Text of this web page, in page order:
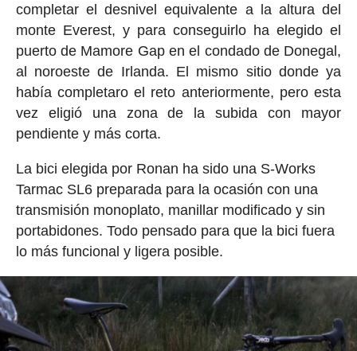
completar el desnivel equivalente a la altura del
monte Everest, y para conseguirlo ha elegido el
puerto de Mamore Gap en el condado de Donegal,
al noroeste de Irlanda. El mismo sitio donde ya
había completaro el reto anteriormente, pero esta
vez eligió una zona de la subida con mayor
pendiente y más corta.
La bici elegida por Ronan ha sido una S-Works
Tarmac SL6 preparada para la ocasión con una
transmisión monoplato, manillar modificado y sin
portabidones. Todo pensado para que la bici fuera
lo más funcional y ligera posible.